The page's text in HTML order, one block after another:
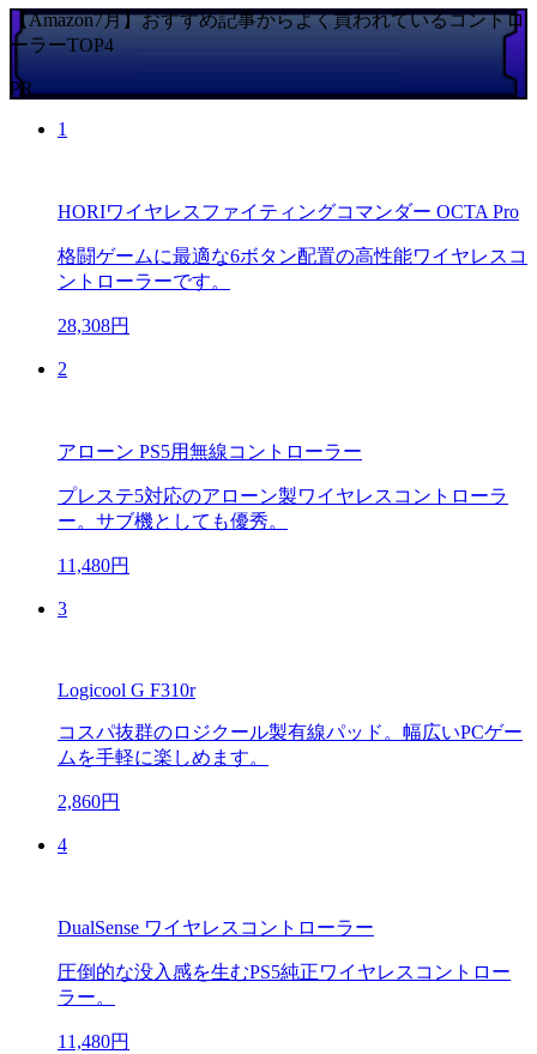
【Amazon7月】おすすめ記事からよく買われているコントロ
ーラーTOP4
PR
1
HORIワイヤレスファイティングコマンダー OCTA Pro
格闘ゲームに最適な6ボタン配置の高性能ワイヤレスコ
ントローラーです。
28,308円
2
アローン PS5用無線コントローラー
プレステ5対応のアローン製ワイヤレスコントローラ
ー。サブ機としても優秀。
11,480円
3
Logicool G F310r
コスパ抜群のロジクール製有線パッド。幅広いPCゲー
ムを手軽に楽しめます。
2,860円
4
DualSense ワイヤレスコントローラー
圧倒的な没入感を生むPS5純正ワイヤレスコントロー
ラー。
11,480円